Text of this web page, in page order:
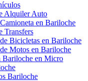
Alquiler Auto
en Bariloche
Transfers
Bicicletas en Bariloche
Motos en Bariloche
Bariloche en Micro
Bariloche